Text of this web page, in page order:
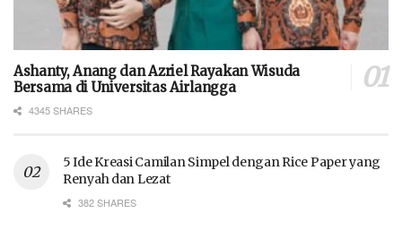
Ashanty, Anang dan Azriel Rayakan Wisuda
Bersama di Universitas Airlangga
4345 SHARES
5 Ide Kreasi Camilan Simpel dengan Rice Paper yang
Renyah dan Lezat
382 SHARES